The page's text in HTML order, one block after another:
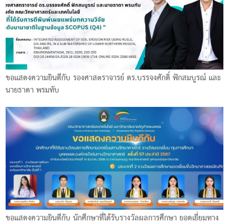
ขอแสดงความยินดีกับ รองศาสตราจารย์ ดร.บรรจงศักดิ์ ฟักสมบูรณ์ และ
นายธาดา พรมทับ
ขอแสดงความยินดีกับ นักศึกษาที่ได้รับรางวัลผลการศึกษา ยอดเยี่ยมทาง